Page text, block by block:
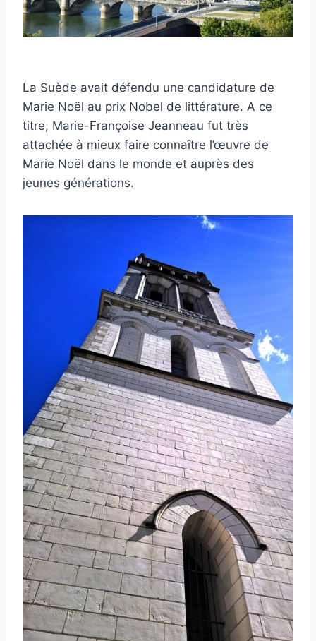
La Suède avait défendu une candidature de
Marie Noël au prix Nobel de littérature. A ce
titre, Marie-Françoise Jeanneau fut très
attachée à mieux faire connaître l’œuvre de
Marie Noël dans le monde et auprès des
jeunes générations.